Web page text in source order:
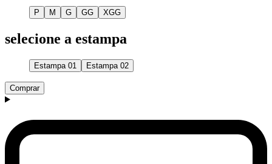
P M G GG XGG
selecione a estampa
Estampa 01 Estampa 02
Comprar